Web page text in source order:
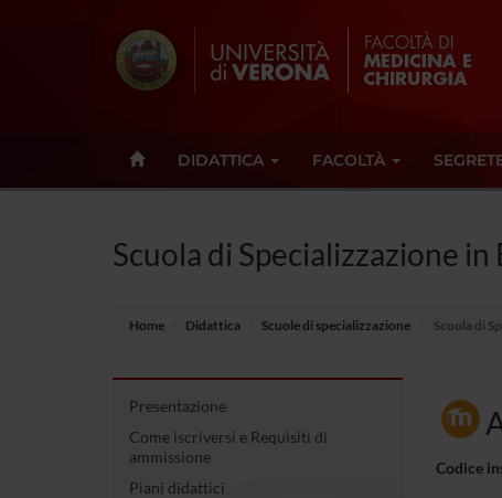
DIDATTICA FACOLTÀ
Scuola di Specializzazione
Home Didattica Scuole di specializzazione Scuola di
Presentazione
Come iscriversi e Requisiti di
ammissione
Piani didattici
Codice